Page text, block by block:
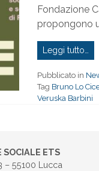
Fondazione
propongono
Leggi tutto…
Pubblicato in
Tag Bruno Lo
Veruska Barbini
SOCIALE ETS
– 55100 Lucca